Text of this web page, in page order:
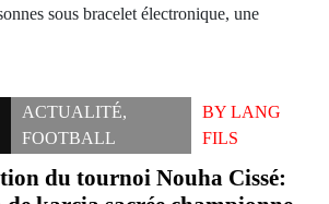
sous bracelet électronique, une
ACTUALITÉ,
FOOTBALL
BY LANG
FILS
du tournoi Nouha Cissé: